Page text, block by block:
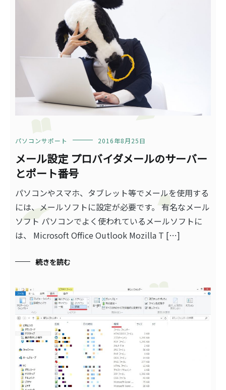
パソコンサポート 2016年8月25日
メール設定 プロバイダメールのサーバー
とポート番号
パソコンやスマホ、タブレット等でメールを使用する
には、メールソフトに設定が必要です。 有名なメール
ソフト パソコンでよく使われているメールソフトに
は、 Microsoft Office Outlook Mozilla T […]
続きを読む